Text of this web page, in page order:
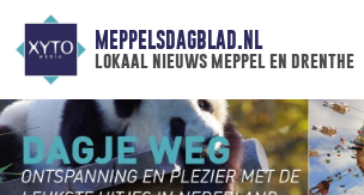
MEPPELSDAGBLAD.NL
lokaal nieuws meppel en drenthe